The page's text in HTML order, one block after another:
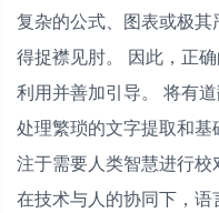
复杂的公式、图表或极
得捉襟见肘。 因此，正
利用并善加引导。 将有
处理繁琐的文字提取和
注于需要人类智慧进行校
在技术与人的协同下，